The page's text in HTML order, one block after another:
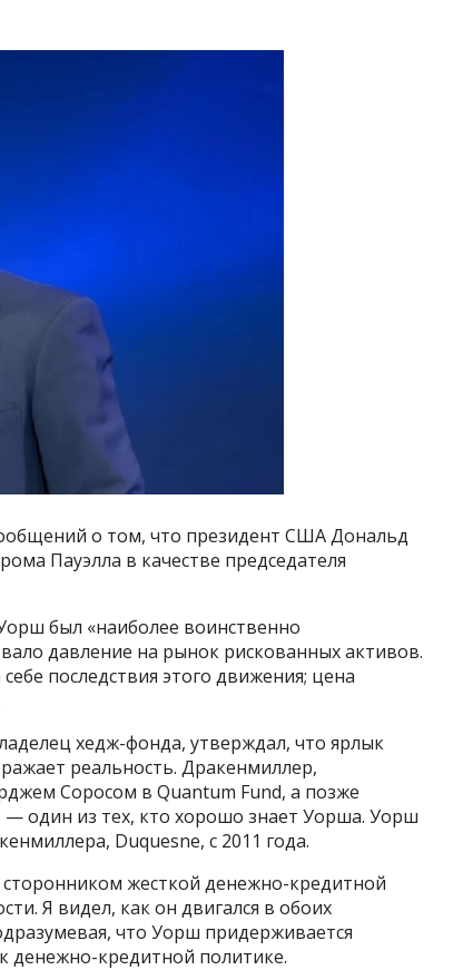
о том, что президент США Дональд
Пауэлла в качестве председателя
был «наиболее воинственно
давление на рынок рискованных активов.
последствия этого движения; цена
хедж-фонда, утверждал, что ярлык
реальность. Дракенмиллер,
Соросом в Quantum Fund, а позже
один из тех, кто хорошо знает Уорша. Уорш
Duquesne, с 2011 года.
жесткой денежно-кредитной
Я видел, как он двигался в обоих
что Уорш придерживается
денежно-кредитной политике.